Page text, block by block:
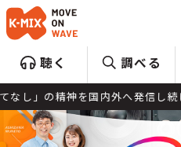
聴く 調べる
し続けて...